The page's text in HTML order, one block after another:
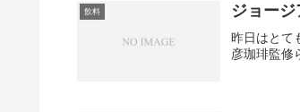
飲料 ジョー
昨日はとて
彦珈琲監修